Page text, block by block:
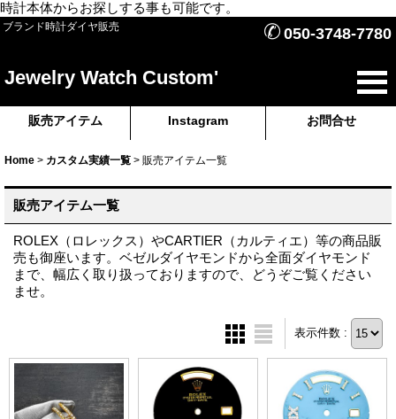
時計本体からお探しする事も可能です。
ブランド時計ダイヤ販売 ✆ 050-3748-7780
Jewelry Watch Custom'
販売アイテム Instagram お問合せ
Home > カスタム実績一覧 > 販売アイテム一覧
販売アイテム一覧
ROLEX（ロレックス）やCARTIER（カルティエ）等の商品販
売も御座います。ベゼルダイヤモンドから全面ダイヤモンド
まで、幅広く取り扱っておりますので、どうぞご覧ください
ませ。
表示件数 :